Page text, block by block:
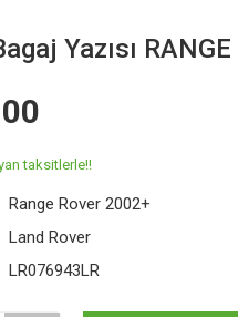
Yazısı
taksitlerle!!
Range Rover 2002+
Land Rover
LR076943LR